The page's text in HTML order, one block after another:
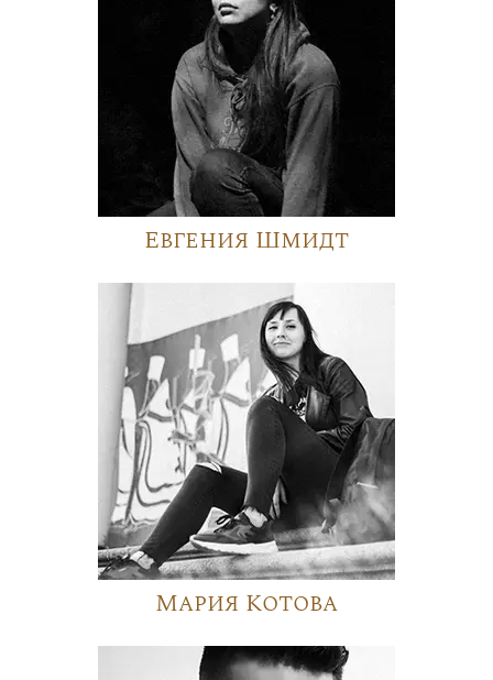
Евгения Шмидт
Мария Котова